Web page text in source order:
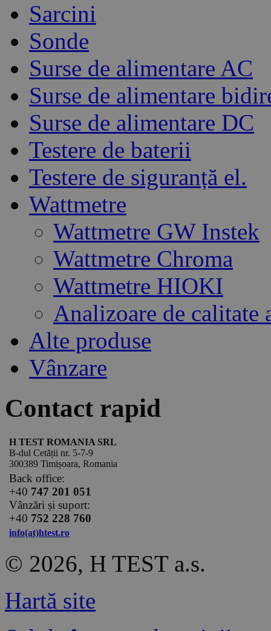
Sarcini
Sonde
Surse de alimentare AC
Surse de alimentare
Surse de alimentare DC
Testere de baterii
Testere de siguranță el.
Wattmetre
Wattmetre GW Instek
Wattmetre Chroma
Wattmetre HIOKI
Analizoare de
Alte produse
Vânzare
Contact rapid
H TEST ROMANIA SRL
B-dul Cetății nr. 5-7-9
300389 Timișoara, Romania
Back office:
+40 747 201 051
Vânzări și suport:
+40 752 228 760
info(at)htest.ro
© 2026, H TEST a.s.
Hartă site